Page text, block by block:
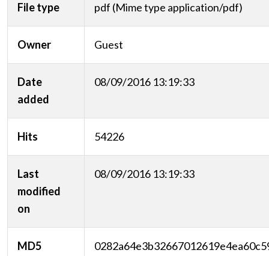
File type pdf (Mime type application/pdf)
Owner Guest
Date
added
08/09/2016 13:19:33
Hits 54226
Last
modified
on
08/09/2016 13:19:33
MD5